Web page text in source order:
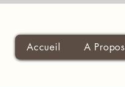
Accueil A Propos